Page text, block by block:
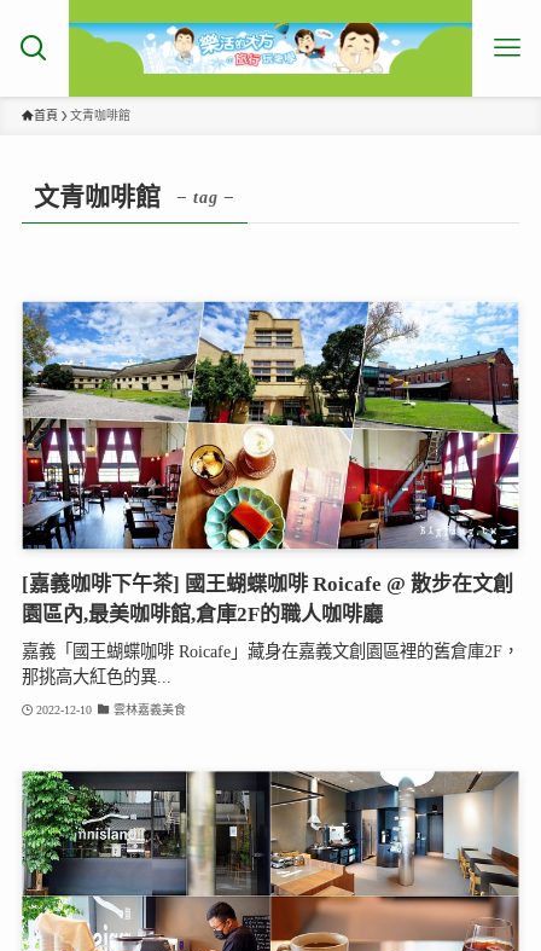
首頁 文青咖啡館
文青咖啡館 – tag –
[嘉義咖啡下午茶] 國王蝴蝶咖啡 Roicafe @ 散步在文創
園區內,最美咖啡館,倉庫2F的職人咖啡廳
嘉義「國王蝴蝶咖啡 Roicafe」藏身在嘉義文創園區裡的舊倉庫2F，
那挑高大紅色的異...
2022-12-10 雲林嘉義美食